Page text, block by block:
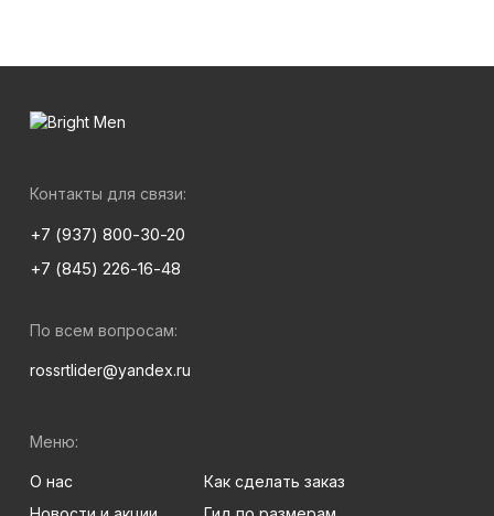
Контакты для связи:
+7 (937) 800-30-20
+7 (845) 226-16-48
По всем вопросам:
rossrtlider@yandex.ru
Меню:
О нас
Как сделать заказ